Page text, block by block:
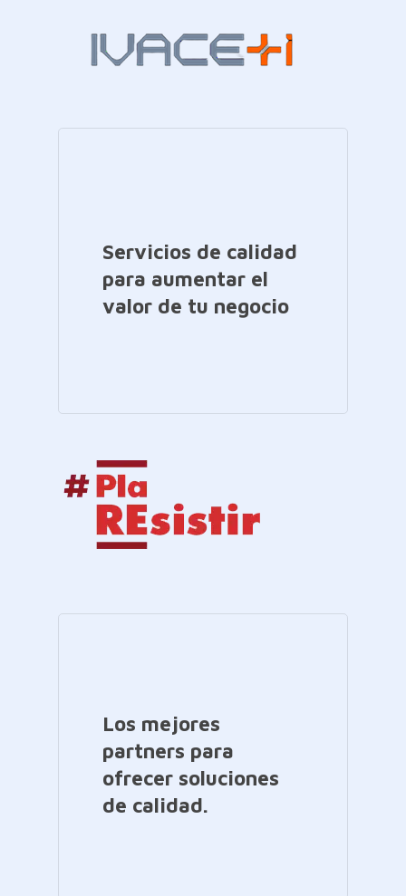
Servicios de calidad
para aumentar el
valor de tu negocio
Los mejores
partners para
ofrecer soluciones
de calidad.